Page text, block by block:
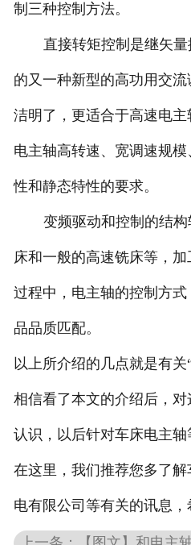
制三种控制方法。
直接转矩控制是继矢
的又一种新型的高功用交
洁明了，更适合于高速电
电主轴高转速、宽调速规
性和静态特性的要求。
变频驱动和控制的结
床和一般的高速铣床等，
过程中，电主轴的控制方
品品质匹配。
以上所介绍的几点就是有关
相信看了本文的介绍后，
认识，以后针对车床电主轴
在这里，我们推荐您多了
电有限公司等有关的讯息，